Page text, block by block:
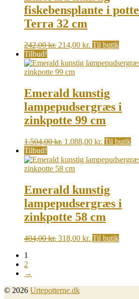
fiskebensplante i potte
Terra 32 cm
242,00kr. Original
was:
242,00 kr..
214,00 kr. Current
is:
Til butik
Tilbud!
Emerald kunstig
lampepudsergræs i
zinkpotte 99 cm
1.504,00kr. Original
was:
1.504,00 kr..
1.088,00 kr. Current
is:
Til butik
Tilbud!
Emerald kunstig
lampepudsergræs i
zinkpotte 58 cm
404,00kr. Original
318,00 kr. Current
Til butik
1
2
→
© 2026 Urtepotterne.dk